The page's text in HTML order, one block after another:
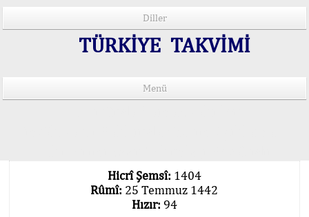
Diller
TÜRKİYE TAKVİMİ
Menü
Hicrî Şemsî: 1404
Rûmî: 25 Temmuz 1442
Hızır: 94